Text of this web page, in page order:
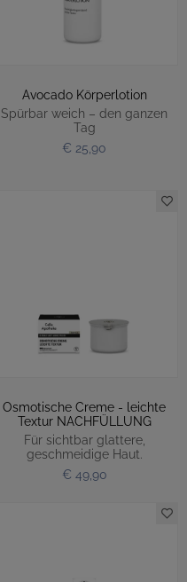
Avocado Körperlotion
Spürbar weich – den ganzen
Tag
€ 25,90
Osmotische Creme - leichte
Textur NACHFÜLLUNG
Für sichtbar glattere,
geschmeidige Haut.
€ 49,90